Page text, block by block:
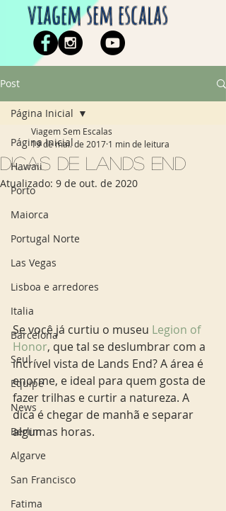
viagem sem escalas
Post
Página Inicial
Hawaii
Porto
Maiorca
Portugal Norte
Las Vegas
Lisboa e arredores
Italia
Barcelona
Seul
Equipe
News
Berlim
Algarve
San Francisco
Fatima
Página Inicial
Dicas de Lands End
Viagem Sem Escalas
19 de mai. de 2017 1 min de leitura
Atualizado: 9 de out. de 2020
Se você já curtiu o museu Legion of
Honor, que tal se deslumbrar com a
incrível vista de Lands End? A área é
enorme, e ideal para quem gosta de
fazer trilhas e curtir a natureza. A
dica é chegar de manhã e separar
algumas horas.